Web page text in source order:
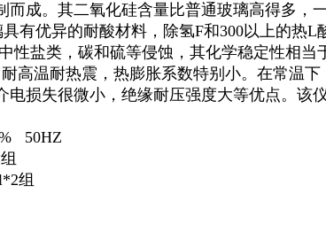
而成。其二氧化硅含量比普通玻璃高得多，
具有优异的耐酸材料，除氢F和300以上的热
性盐类，碳和硫等侵蚀，其化学稳定性相当
高温耐热震，热膨胀系数特别小。在常温
电损失很微小，绝缘耐压强度大等优点。该
50HZ
组